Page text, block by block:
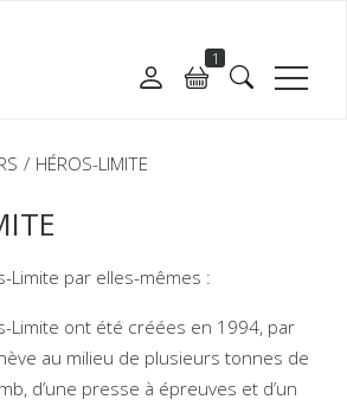
1
HÉROS-LIMITE
Limite par elles-mêmes :
Limite ont été créées en 1994, par
au milieu de plusieurs tonnes de
d’une presse à épreuves et d’un